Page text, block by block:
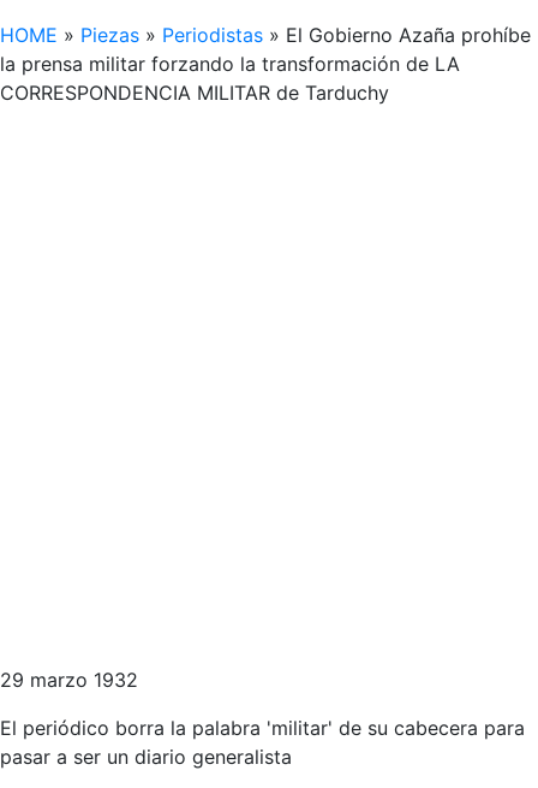
HOME » Piezas » Periodistas » El Gobierno Azaña prohíbe
la prensa militar forzando la transformación de LA
CORRESPONDENCIA MILITAR de Tarduchy
29 marzo 1932
El periódico borra la palabra 'militar' de su cabecera para
pasar a ser un diario generalista